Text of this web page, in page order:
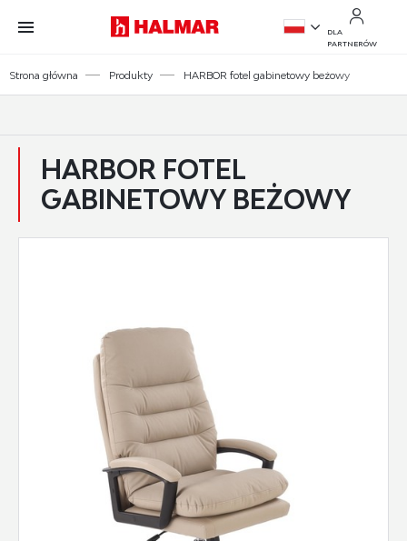
Przejdź do treści.
Przejdź do menu.
Przejdź do wyszukiwarki.
EN
DLA
PARTNERÓW
Strona główna Produkty HARBOR fotel gabinetowy beżowy
HARBOR FOTEL
GABINETOWY BEŻOWY